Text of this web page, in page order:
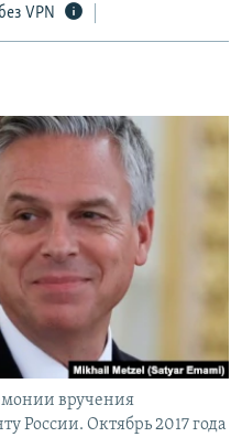
VPN
вручения
России. Октябрь 2017 года